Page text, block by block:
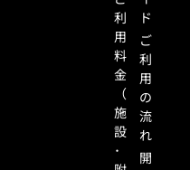
利
用
料
金
（
施
設
･
ド
ご
利
用
の
流
れ
開